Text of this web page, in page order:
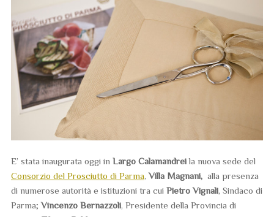
Inaugurazione della nuova sede del
Consorzio
E’ stata inaugurata oggi in Largo Calamandreila nuova sede del
Consorzio del Prosciutto di Parma,Villa Magnani, alla presenza
di numerose autorità e istituzioni tra cui Pietro Vignali, Sindaco di
Parma;Vincenzo Bernazzoli, Presidente della Provincia di